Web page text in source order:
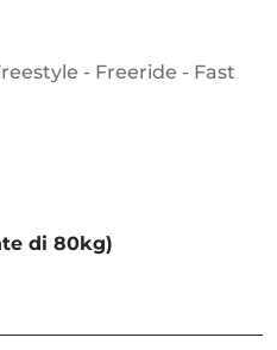
- Freeride - Fast
di 80kg)